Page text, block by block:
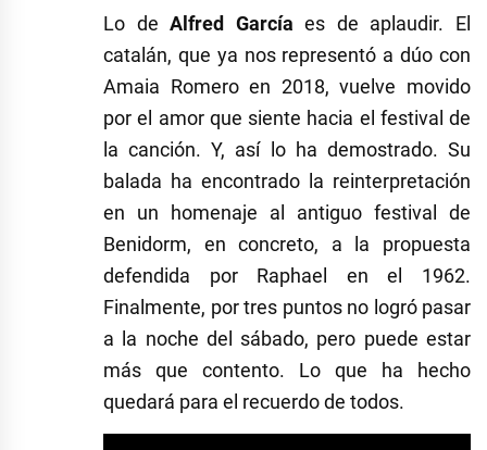
Lo deAlfred García es de aplaudir. El
catalán, que ya nos representó a dúo con
Amaia Romero en 2018, vuelve movido
por el amor que siente hacia el festival de
la canción. Y, así lo ha demostrado. Su
balada ha encontrado la reinterpretación
en un homenaje al antiguo festival de
Benidorm, en concreto, a la propuesta
defendida por Raphael en el 1962.
Finalmente, por tres puntos no logró pasar
a la noche del sábado, pero puede estar
más que contento. Lo que ha hecho
quedará para el recuerdo de todos.